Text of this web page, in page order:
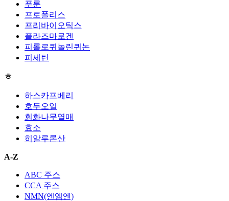
푸룬
프로폴리스
프리바이오틱스
플라즈마로겐
피롤로퀴놀린퀴논
피세틴
ㅎ
하스카프베리
호두오일
회화나무열매
효소
히알루론산
A-Z
ABC 주스
CCA 주스
NMN(엔엠엔)